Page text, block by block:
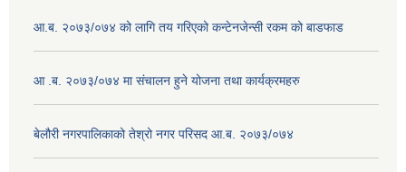
आ.ब. २०७३/०७४ को लागि तय गरिएको कन्टेनजेन्सी रकम को बाडफाड
आ .ब. २०७३/०७४ मा संचालन हुने योजना तथा कार्यक्रमहरु
बेलौरी नगरपालिकाको तेश्रो नगर परिसद आ.ब. २०७३/०७४